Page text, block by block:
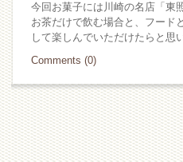
今回お菓子には川崎の名店「東
お茶だけで飲む場合と、フード
して楽しんでいただけたらと思
Comments (0)